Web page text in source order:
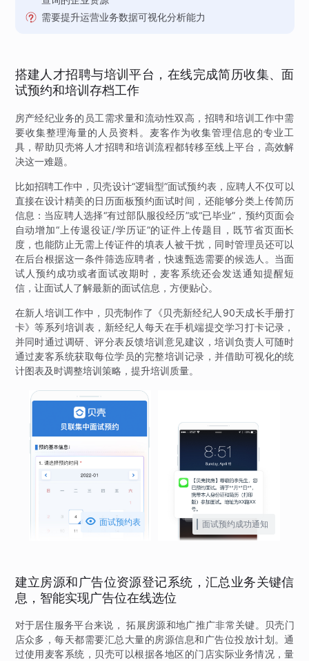
需要提升运营业务数据可视化分析能力
搭建人才招聘与培训平台，在线完成简历收集、面
试预约和培训存档工作
房产经纪业务的员工需求量和流动性双高，招聘和培训工作中需
要收集整理海量的人员资料。麦客作为收集管理信息的专业工
具，帮助贝壳将人才招聘和培训流程都转移至线上平台，高效解
决这一难题。
比如招聘工作中，贝壳设计“逻辑型”面试预约表，应聘人不仅可以
直接在设计精美的日历面板预约面试时间，还能够分类上传简历
信息：当应聘人选择“有过部队服役经历”或“已毕业”，预约页面会
自动增加“上传退役证/学历证”的证件上传题目，既节省页面长
度，也能防止无需上传证件的填表人被干扰，同时管理员还可以
在后台根据这一条件筛选应聘者，快速甄选需要的候选人。当面
试人预约成功或者面试改期时，麦客系统还会发送通知提醒短
信，让面试人了解最新的面试信息，方便贴心。
在新人培训工作中，贝壳制作了《贝壳新经纪人90天成长手册打
卡》等系列培训表，新经纪人每天在手机端提交学习打卡记录，
并同时通过调研、评分表反馈培训意见建议，培训负责人可随时
通过麦客系统获取每位学员的完整培训记录，并借助可视化的统
计图表及时调整培训策略，提升培训质量。
 面试预约表 面试预约成功通知
建立房源和广告位资源登记系统，汇总业务关键信
息，智能实现广告位在线选位
对于居住服务平台来说， 拓展房源和地广推广非常关键。贝壳门
店众多，每天都需要汇总大量的房源信息和广告位投放计划。通
过使用麦客系统，贝壳可以根据各地区的门店实际业务情况，量